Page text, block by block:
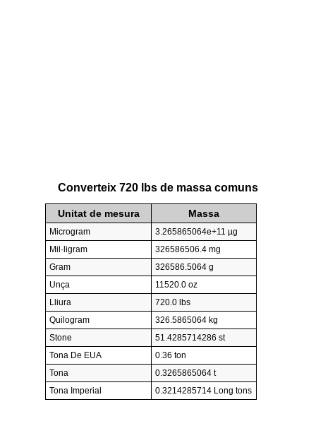
Converteix 720 lbs de massa comuns
Unitat de mesura Massa
Microgram
3.265865064e+11 µg
Mil·ligram
326586506.4 mg
Gram
326586.5064 g
Unça
11520.0 oz
Lliura
720.0 lbs
Quilogram
326.5865064 kg
Stone
51.4285714286 st
Tona De EUA
0.36 ton
Tona
0.3265865064 t
Tona Imperial
0.3214285714 Long tons